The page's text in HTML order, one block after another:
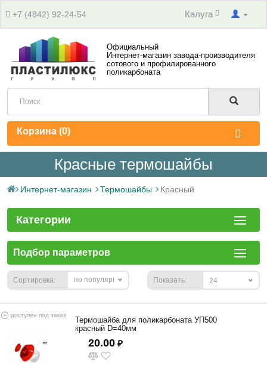
+7 (4842) 92-24-54 Калуга
Официальный
Интернет-магазин завода-производителя
сотового и профилированного
поликарбоната
Корзина (0)
Красные термошайбы
Интернет-магазин Термошайбы Красный
Категории
Подбор параметров
Сортировка: по популярности Показать: 24
доступен под заказ
Термошайба для поликарбоната УП500
красный D=40мм
20.00 ₽